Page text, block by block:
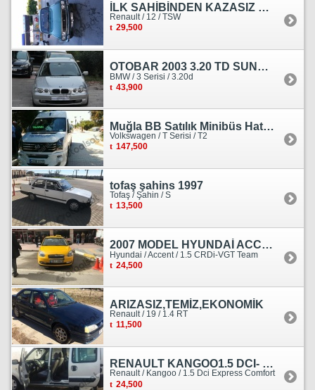
İLK SAHİBİNDEN KAZASIZ HASARSIZ BOYASIZ DEĞİŞENSİZ TAM ORJİNAL RENO
Renault / 12 / TSW
29,500
OTOBAR 2003 3.20 TD SUNROOF DERİ OTOMATİK DİZEL EMSALSİZ
BMW / 3 Serisi / 3.20d
43,900
Muğla BB Satılık Minibüs Hatı Volkswagen Crafter
Volkswagen / T Serisi / T2
147,500
tofaş şahins 1997
Tofaş / Şahin / S
13,500
2007 MODEL HYUNDAİ ACCENT ERA MOTOR YENİ YAPILDI
Hyundai / Accent / 1.5 CRDi-VGT Team
24,500
ARIZASIZ,TEMİZ,EKONOMİK
Renault / 19 / 1.4 RT
11,500
RENAULT KANGOO1.5 DCI- 138 KM
Renault / Kangoo / 1.5 Dci Express Comfort
24,500